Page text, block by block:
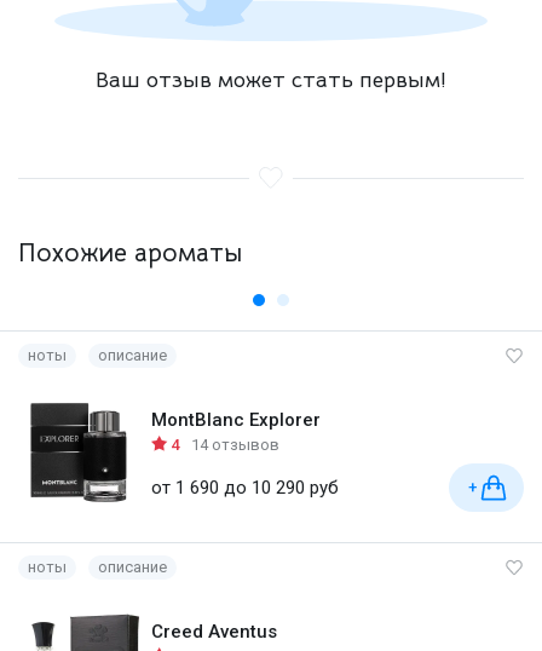
Ваш отзыв может стать первым!
Похожие ароматы
ноты описание
MontBlanc Explorer
4 14 отзывов
от 1 690 до 10 290 руб +
ноты описание
Creed Aventus